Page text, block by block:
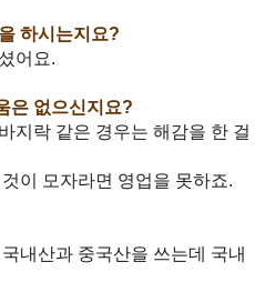
하시는지요?
어요.
은 없으신지요?
지락 같은 경우는 해감을 한 걸
이 모자라면 영업을 못하죠.
내산과 중국산을 쓰는데 국내